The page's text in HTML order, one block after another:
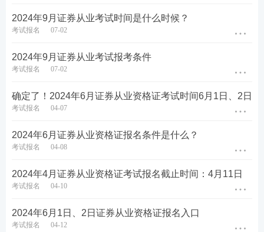
2024年9月证券从业考试时间是什么时候？
考试报名 07-02
2024年9月证券从业考试报考条件
考试报名 07-02
确定了！2024年6月证券从业资格证考试时间6月1日、2日
考试报名 04-07
2024年6月证券从业资格证报名条件是什么？
考试报名 04-08
2024年4月证券从业资格证考试报名截止时间：4月11日
考试报名 04-10
2024年6月1日、2日证券从业资格证报名入口
考试报名 04-12